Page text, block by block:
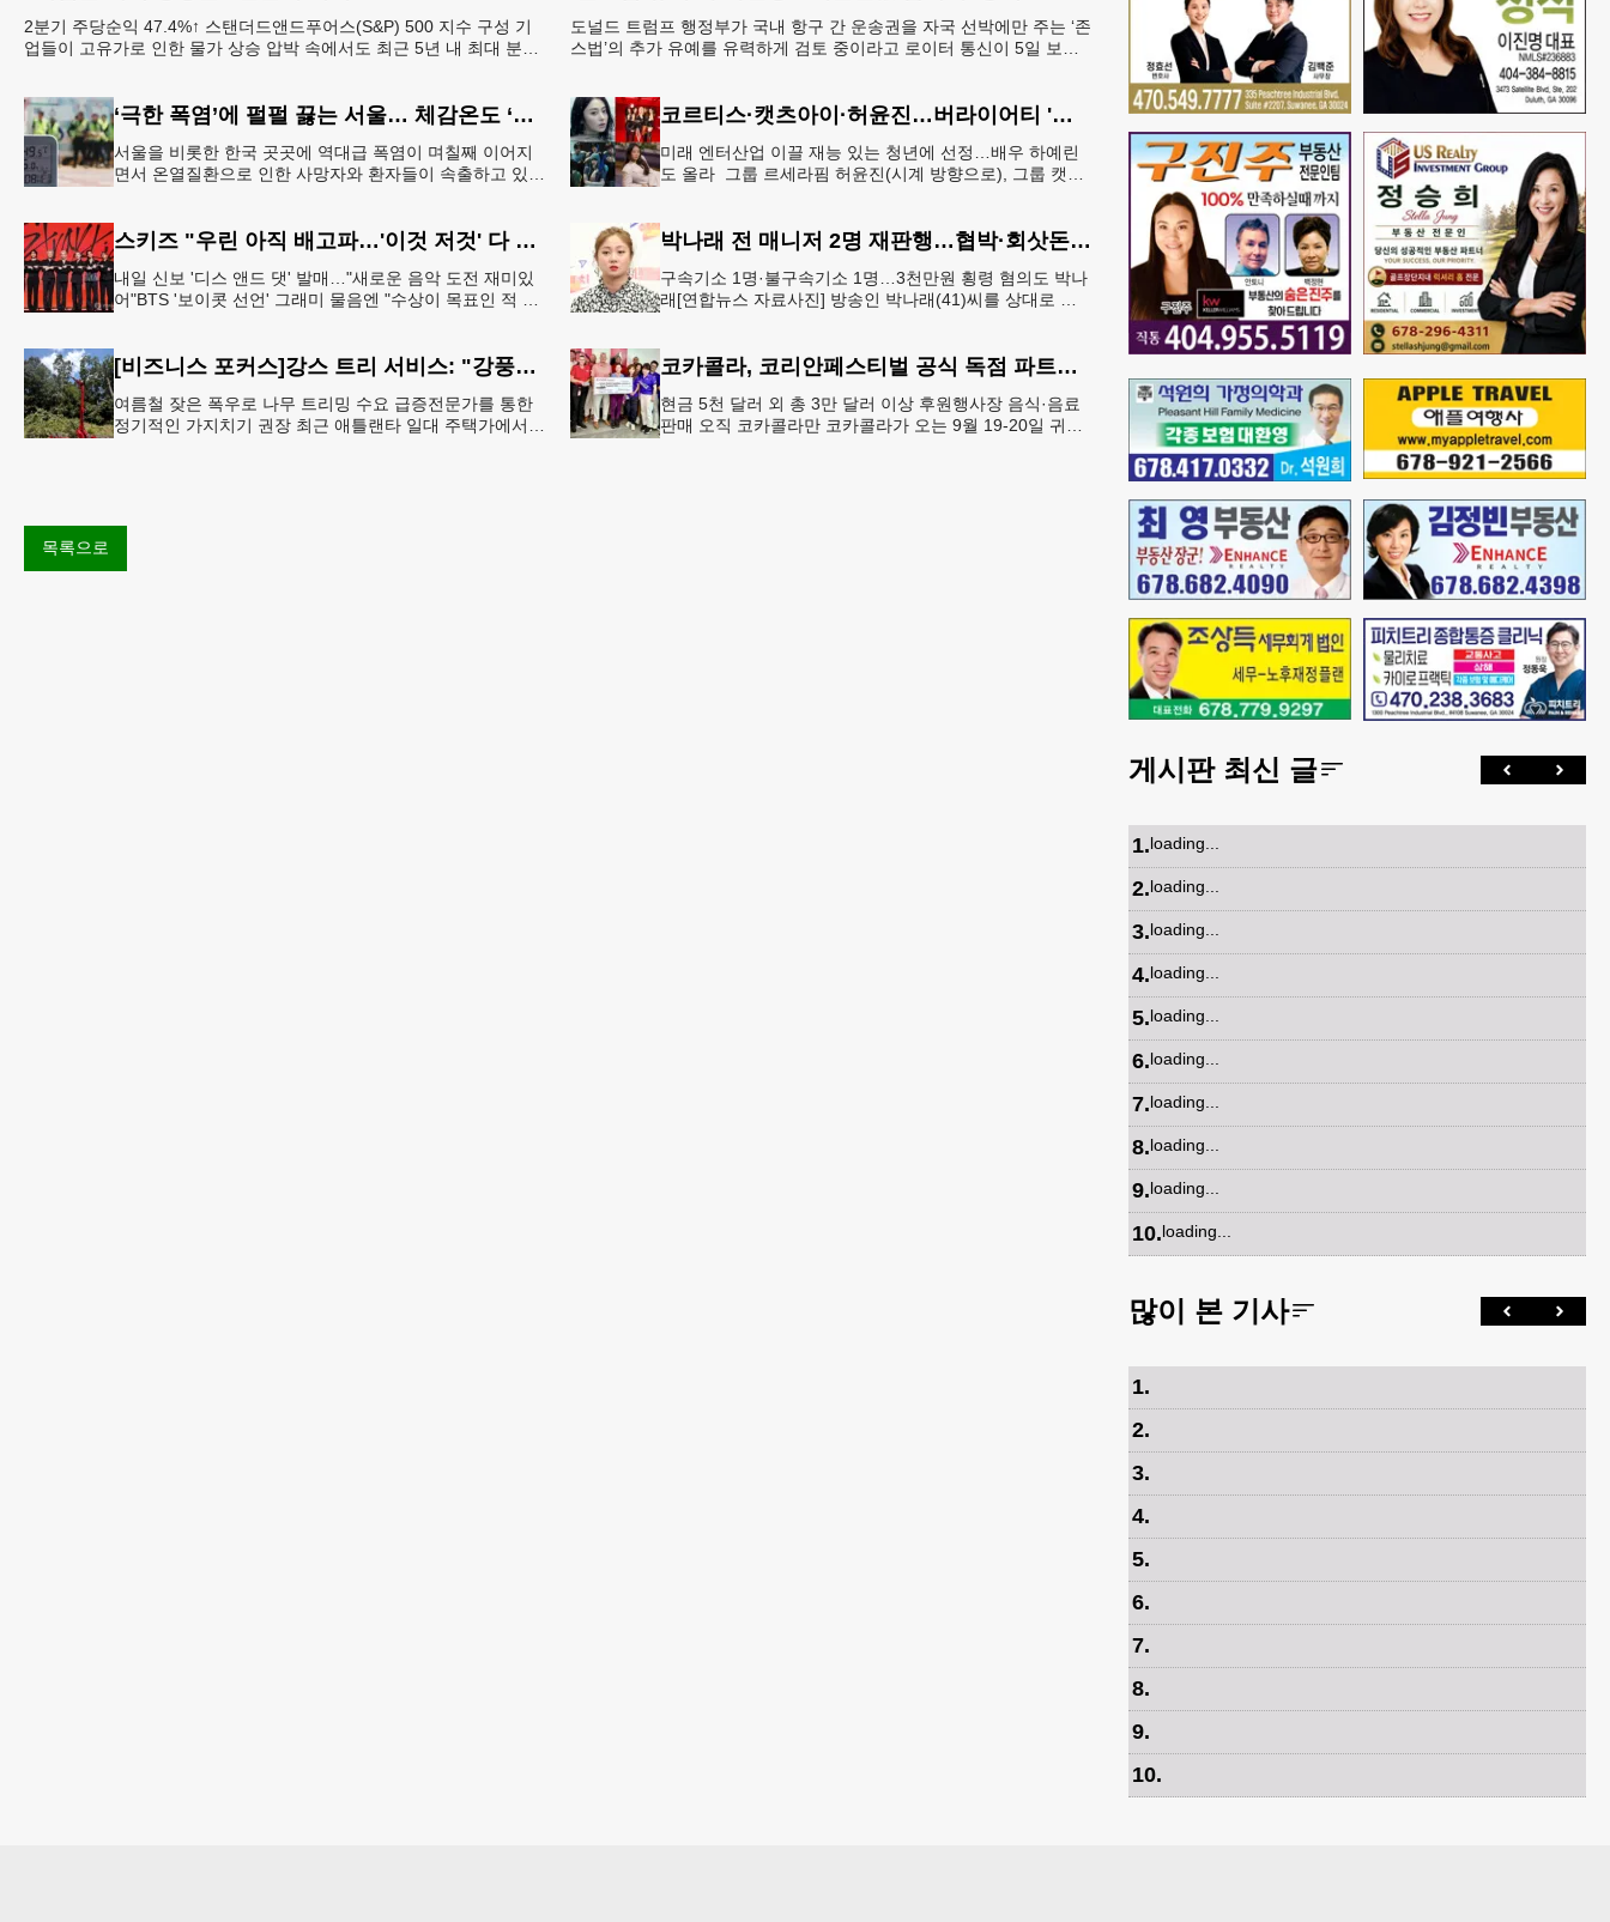
2분기 주당순익 47.4%↑ 스탠더드앤드푸어스(S&P) 500 지수 구성 기
업들이 고유가로 인한 물가 상승 압박 속에서도 최근 5년 내 최대 분기
도널드 트럼프 행정부가 국내 항구 간 운송권을 자국 선박에만 주는 ‘존
스법’의 추가 유예를 유력하게 검토 중이라고 로이터 통신이 5일 보도
‘극한 폭염’에 펄펄 끓는 서울… 체감온도 ‘섭씨 49.5도’
서울을 비롯한 한국 곳곳에 역대급 폭염이 며칠째 이어지
면서 온열질환으로 인한 사망자와 환자들이 속출하고 있
코르티스·캣츠아이·허윤진…버라이어티 '영 할리우드 임팩트'
미래 엔터산업 이끌 재능 있는 청년에 선정…배우 하예린
도 올라 그룹 르세라핌 허윤진(시계 방향으로), 그룹 캣츠
스키즈 "우린 아직 배고파…'이것 저것' 다 잘하는 자신감 표현"
내일 신보 '디스 앤드 댓' 발매…"새로운 음악 도전 재미있
어"BTS '보이콧 선언' 그래미 물음엔 "수상이 목표인 적 없
박나래 전 매니저 2명 재판행…협박·회삿돈 횡령 혐의
구속기소 1명·불구속기소 1명…3천만원 횡령 혐의도 박나
래[연합뉴스 자료사진] 방송인 박나래(41)씨를 상대로 협
[비즈니스 포커스]강스 트리 서비스: "강풍에 부러질라"… 여름철 주택가 수목 관리 '비상'
여름철 잦은 폭우로 나무 트리밍 수요 급증전문가를 통한
정기적인 가지치기 권장 최근 애틀랜타 일대 주택가에서
코카콜라, 코리안페스티벌 공식 독점 파트너 참여
현금 5천 달러 외 총 3만 달러 이상 후원행사장 음식·음료
판매 오직 코카콜라만 코카콜라가 오는 9월 19-20일 귀넷
목록으로
게시판 최신 글
1.loading...
2.loading...
3.loading...
4.loading...
5.loading...
6.loading...
7.loading...
8.loading...
9.loading...
10.loading...
많이 본 기사
1.
2.
3.
4.
5.
6.
7.
8.
9.
10.